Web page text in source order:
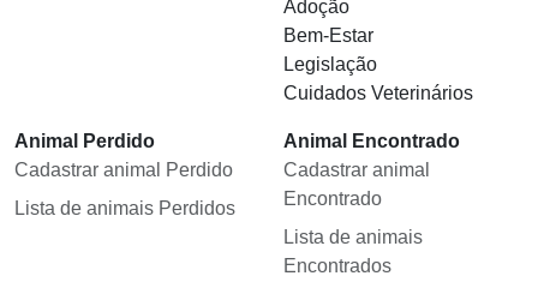
Adoção
Bem-Estar
Legislação
Cuidados Veterinários
Animal Perdido
Cadastrar animal Perdido
Lista de animais Perdidos
Animal Encontrado
Cadastrar animal
Encontrado
Lista de animais
Encontrados